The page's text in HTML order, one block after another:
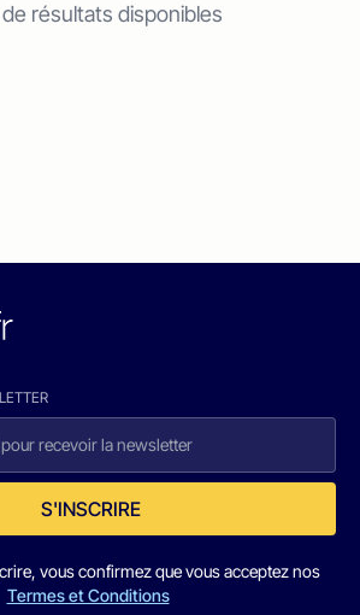
de résultats disponibles
S'INSCRIRE
vous confirmez que vous acceptez nos
Termes et Conditions